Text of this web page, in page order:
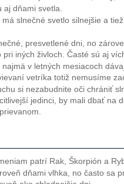
aj dňami svetla.
slnečné svetlo silnejšie a
presvetlené dni, no
pri iných živloch. Časté sú aj
v letných mesiacoch
vetríka totiž nemusíme
si nezabudnite oči chrániť
jedinci, by mali dbať na
patrí Rak, Škorpión a
dňami vlhka, no často sa